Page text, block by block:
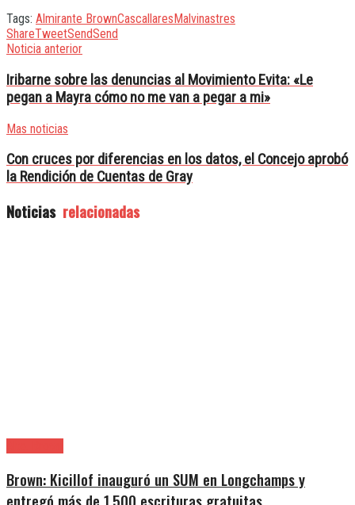
Tags: Almirante BrownCascallares Malvinastres
ShareTweetSendSend
Noticia anterior
Iribarne sobre las denuncias al Movimiento Evita: «Le
pegan a Mayra cómo no me van a pegar a mi»
Mas noticias
Con cruces por diferencias en los datos, el Concejo aprobó
la Rendición de Cuentas de Gray
Noticias relacionadas
Brown: Kicillof inauguró un SUM en Longchamps y
entregó más de 1.500 escrituras gratuitas